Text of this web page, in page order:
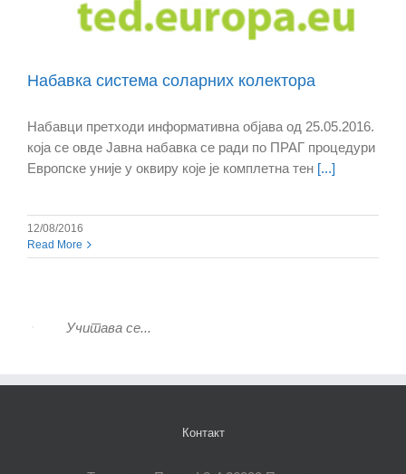
Набавка система соларних колектора
Набавци претходи информативна објава од 25.05.2016.
која се овде Јавна набавка се ради по ПРАГ процедури
Европске уније у оквиру које је комплетна тен [...]
12/08/2016
Read More